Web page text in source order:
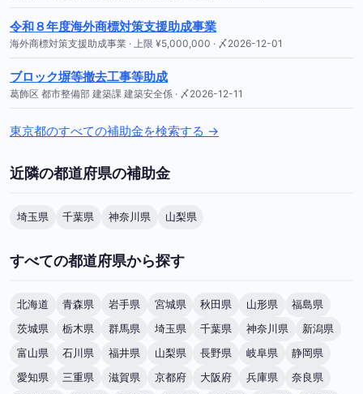
令和８年度海外商標対策支援助成事業
海外商標対策支援助成事業 · 上限 ¥5,000,000 · 〆2026-12-01
ブロック塀等撤去工事等助成
葛飾区 都市整備部 建築課 建築安全係 · 〆2026-12-11
東京都のすべての補助金を検索する →
近隣の都道府県の補助金
埼玉県 千葉県 神奈川県 山梨県
すべての都道府県から探す
北海道 青森県 岩手県 宮城県 秋田県 山形県
福島県
茨城県
栃木県 群馬県 埼玉県 千葉県 神奈川県
新潟県
富山県
石川県 福井県 山梨県 長野県 岐阜県
静岡県
愛知県
三重県 滋賀県 京都府 大阪府 兵庫県
奈良県